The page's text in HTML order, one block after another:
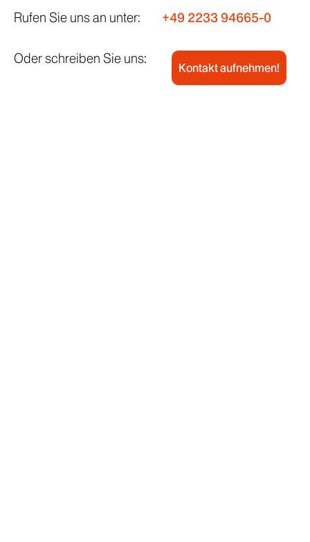
Rufen Sie uns an unter: +49 2233 94665-0
Oder schreiben Sie uns:
Kontakt aufnehmen!